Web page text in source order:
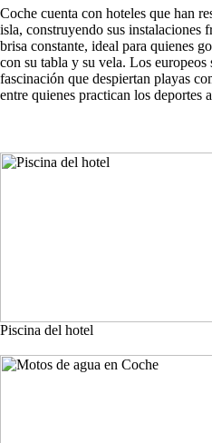
Coche cuenta con hoteles que han
isla, construyendo sus instalaciones
brisa constante, ideal para quienes
con su tabla y su vela. Los europeos
fascinación que despiertan playas
entre quienes practican los deportes
Piscina del hotel